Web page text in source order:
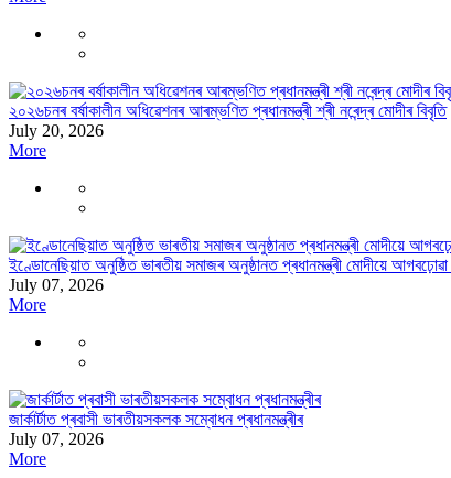
২০২৬চনৰ বৰ্ষাকালীন অধিৱেশনৰ আৰম্ভণিত প্ৰধানমন্ত্ৰী শ্ৰী নৰেন্দ্ৰ মোদীৰ বিবৃতি
July 20, 2026
More
ইণ্ডোনেছিয়াত অনুষ্ঠিত ভাৰতীয় সমাজৰ অনুষ্ঠানত প্ৰধানমন্ত্ৰী মোদীয়ে
July 07, 2026
More
জাৰ্কাৰ্টাত প্ৰবাসী ভাৰতীয়সকলক সম্বোধন প্ৰধানমন্ত্ৰীৰ
July 07, 2026
More